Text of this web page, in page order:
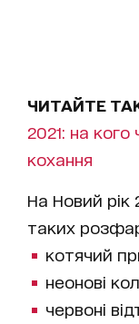
ЧИТАЙТЕ
2021: на кого
кохання
На Новий рік
таких
котячий
неонові
червоні